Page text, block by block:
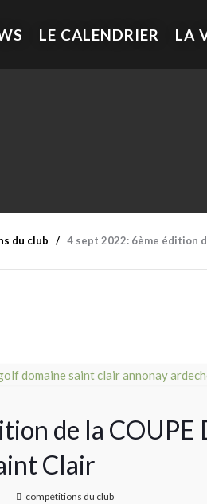
LE CALENDRIER LA
du club 4 sept 2022: 6ème édition
de la COUPE
Clair
compétitions du club